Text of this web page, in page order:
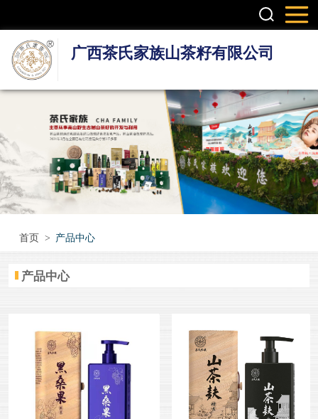
广西茶氏家族山茶籽有限公司
首页 > 产品中心
产品中心
护肤系列产品
疼痛调理产品
无烟艾灸产品
瑶浴瑶茶产品